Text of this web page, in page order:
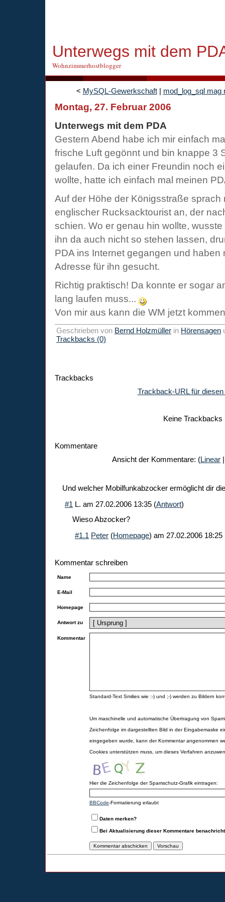
Unterwegs mit dem
Wohnzimmerhostblogger
< MySQL-Gewerkschaft | mod_log_sql mag
Montag, 27. Februar 2006
Unterwegs mit dem PDA
Gestern Abend habe ich mir einfach
frische Luft gegönnt und bin knappe 3
gelaufen. Da ich einer Freundin noch
wollte, hatte ich einfach mal meinen
Auf der Höhe der Königsstraße sprach
englischer Rucksacktourist an, der
schien. Wo er genau hin wollte,
ihn da auch nicht so stehen lassen,
PDA ins Internet gegangen und
Adresse für ihn gesucht.
Richtig praktisch! Da konnte er sogar
lang laufen muss...
Von mir aus kann die WM jetzt
Geschrieben von Bernd Holzmüller in Hörensagen
Trackbacks (0)
Trackbacks
Trackback-URL für diesen
Keine Trackbacks
Kommentare
Ansicht der Kommentare: (Linear
Und welcher Mobilfunkabzocker ermöglicht dir
#1 L. am 27.02.2006 13:35 (Antwort)
Wieso Abzocker?
#1.1 Peter (Homepage) am 27.02.2006 18:25
Kommentar schreiben
Name
E-Mail
Homepage
Antwort zu
Kommentar
Standard-Text Smilies wie :-) und ;-) werden zu Bildern
Um maschinelle und automatische Übertragung von
Zeichenfolge im dargestellten Bild in der Eingabemaske
eingegeben wurde, kann der Kommentar angenommen
Cookies unterstützen muss, um dieses Verfahren
Hier die Zeichenfolge der Spamschutz-Grafik eintragen:
BBCode-Formatierung erlaubt
Daten merken?
Bei Aktualisierung dieser Kommentare